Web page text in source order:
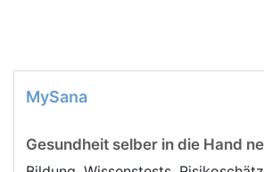
MySana
Gesundheit selber in die Hand